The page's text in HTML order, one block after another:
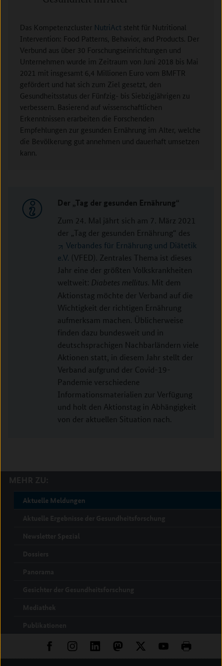
Das Kompetenzcluster NutriAct steht für Nutritional
Intervention: Food Patterns, Behavior, and Products. Der
Verbund aus über 30 Forschungseinrichtungen und
Unternehmen wurde im Zeitraum von Juni 2018 bis Mai
2021 mit insgesamt 6,4 Millionen Euro vom BMFTR
gefördert und hat sich zum Ziel gesetzt, den
Gesundheitsstatus der Fünfzig- bis Siebzigjährigen zu
verbessern. Basierend auf wissenschaftlichen
Erkenntnissen erarbeiten die Forschenden
Empfehlungen zur gesunden Ernährung im Alter, welche
die Bevölkerung gut annehmen und dauerhaft umsetzen
kann.
Der „Tag der gesunden Ernährung“
Zum 24. Mal jährt sich am 7. März 2021
der „Tag der gesunden Ernährung“ des
Verbandes für Ernährung und Diätetik
e.V. (VFED). Zentrales Thema ist dieses
Jahr eine der größten Volkskrankheiten
weltweit: Diabetes mellitus. Mit dem
Aktionstag möchte der Verband auf die
Wichtigkeit der richtigen Ernährung
aufmerksam machen. Üblicherweise
finden dazu bundesweit und in
deutschsprachigen Nachbarländern viele
Aktionen statt, in diesem Jahr stellt der
Verband aufgrund der Covid-19-
Pandemie verschiedene
Informationsmaterialien zur Verfügung
und holt den Aktionstag in Abhängigkeit
von der aktuellen Situation nach.
Aktuelle Meldungen